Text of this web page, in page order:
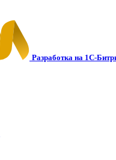
Разработка на 1С-